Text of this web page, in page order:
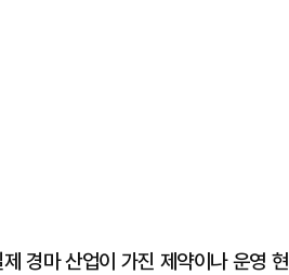
경마 산업이 가진 제약이나 운영 현